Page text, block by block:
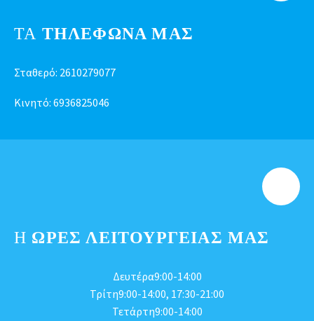
ΤΑ ΤΗΛΕΦΩΝΑ ΜΑΣ
Σταθερό: 2610279077
Κινητό: 6936825046
Η ΩΡΕΣ ΛΕΙΤΟΥΡΓΕΊΑΣ ΜΑΣ
Δευτέρα9:00-14:00
Τρίτη9:00-14:00, 17:30-21:00
Τετάρτη9:00-14:00